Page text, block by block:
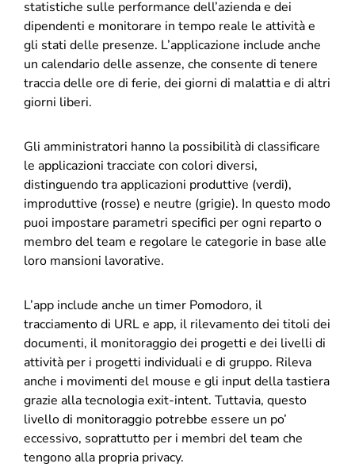
statistiche sulle performance dell’azienda e dei
dipendenti e monitorare in tempo reale le attività e
gli stati delle presenze. L’applicazione include anche
un calendario delle assenze, che consente di tenere
traccia delle ore di ferie, dei giorni di malattia e di altri
giorni liberi.
Gli amministratori hanno la possibilità di classificare
le applicazioni tracciate con colori diversi,
distinguendo tra applicazioni produttive (verdi),
improduttive (rosse) e neutre (grigie). In questo modo
puoi impostare parametri specifici per ogni reparto o
membro del team e regolare le categorie in base alle
loro mansioni lavorative.
L’app include anche un timer Pomodoro, il
tracciamento di URL e app, il rilevamento dei titoli dei
documenti, il monitoraggio dei progetti e dei livelli di
attività per i progetti individuali e di gruppo. Rileva
anche i movimenti del mouse e gli input della tastiera
grazie alla tecnologia exit-intent. Tuttavia, questo
livello di monitoraggio potrebbe essere un po’
eccessivo, soprattutto per i membri del team che
tengono alla propria privacy.